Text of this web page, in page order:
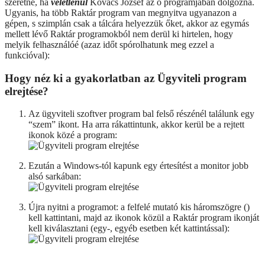
Ugyanis, ha több Raktár program van megnyitva ugyanazon a
gépen, s szimplán csak a tálcára helyezzük őket, akkor az egymás
mellett lévő Raktár programokból nem derül ki hirtelen, hogy
melyik felhasználóé (azaz időt spórolhatunk meg ezzel a
funkcióval):
Hogy néz ki a gyakorlatban az Ügyviteli program
elrejtése?
Az ügyviteli szoftver program bal felső részénél találunk egy
“szem” ikont. Ha arra rákattintunk, akkor kerül be a rejtett
ikonok közé a program:
Ezután a Windows-tól kapunk egy értesítést a monitor jobb
alsó sarkában:
Újra nyitni a programot: a felfelé mutató kis háromszögre ()
kell kattintani, majd az ikonok közül a Raktár program ikonját
kell kiválasztani (egy-, egyéb esetben két kattintással):